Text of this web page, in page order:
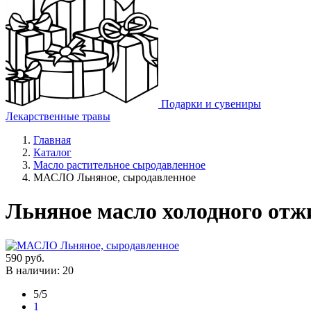
Подарки и сувениры
Лекарственные травы
Главная
Каталог
Масло растительное сыродавленное
МАСЛО Льняное, сыродавленное
Льняное масло холодного
590 руб.
В наличии: 20
5/5
1